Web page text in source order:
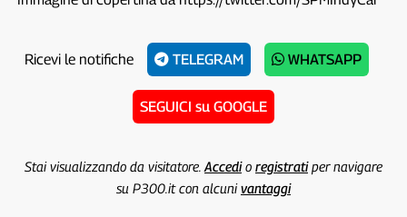
Ricevi le notifiche TELEGRAM WHATSAPP
SEGUICI su GOOGLE
Stai visualizzando da visitatore. Accedio registratiper navigare
su P300.it con alcunivantaggi